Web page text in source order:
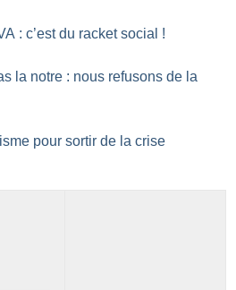
: c’est du racket social !
la notre : nous refusons de la
pour sortir de la crise